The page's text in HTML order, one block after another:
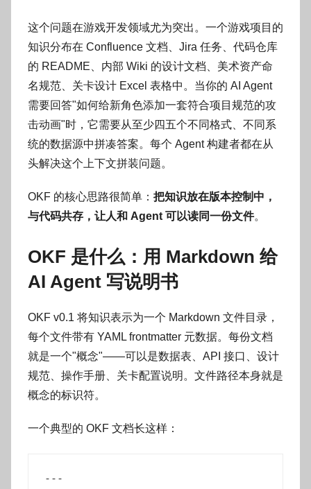
这个问题在游戏开发领域尤为突出。一个游戏项目的
知识分布在 Confluence 文档、Jira 任务、代码仓库
的 README、内部 Wiki 的设计文档、美术资产命
名规范、关卡设计 Excel 表格中。当你的 AI Agent
需要回答"如何给新角色添加一套符合项目规范的攻
击动画"时，它需要从至少四五个不同格式、不同系
统的数据源中拼凑答案。每个 Agent 构建者都在从
头解决这个上下文拼装问题。
OKF 的核心思路很简单： 把知识放在版本控制中，
与代码共存，让人和 Agent 可以读同一份文件。
OKF 是什么：用 Markdown 给
AI Agent 写说明书
OKF v0.1 将知识表示为一个 Markdown 文件目录，
每个文件带有 YAML frontmatter 元数据。每份文档
就是一个"概念"——可以是数据表、API 接口、设计
规范、操作手册、关卡配置说明。文件路径本身就是
概念的标识符。
一个典型的 OKF 文档长这样：
---